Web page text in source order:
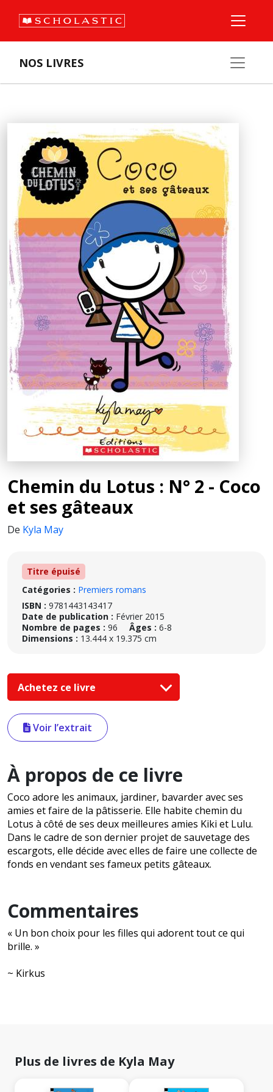
NOS LIVRES
Chemin du Lotus : N° 2 - Coco
et ses gâteaux
De Kyla May
Titre épuisé
Catégories : Premiers romans
ISBN : 9781443143417
Date de publication : Février 2015
Nombre de pages : 96 Âges : 6-8
Dimensions : 13.444 x 19.375 cm
Achetez ce livre
Voir l’extrait
À propos de ce livre
Coco adore les animaux, jardiner, bavarder avec ses
amies et faire de la pâtisserie. Elle habite chemin du
Lotus à côté de ses deux meilleures amies Kiki et Lulu.
Dans le cadre de son dernier projet de sauvetage des
escargots, elle décide avec elles de faire une collecte de
fonds en vendant ses fameux petits gâteaux.
Commentaires
« Un bon choix pour les filles qui adorent tout ce qui
brille. »
~ Kirkus
Plus de livres de Kyla May